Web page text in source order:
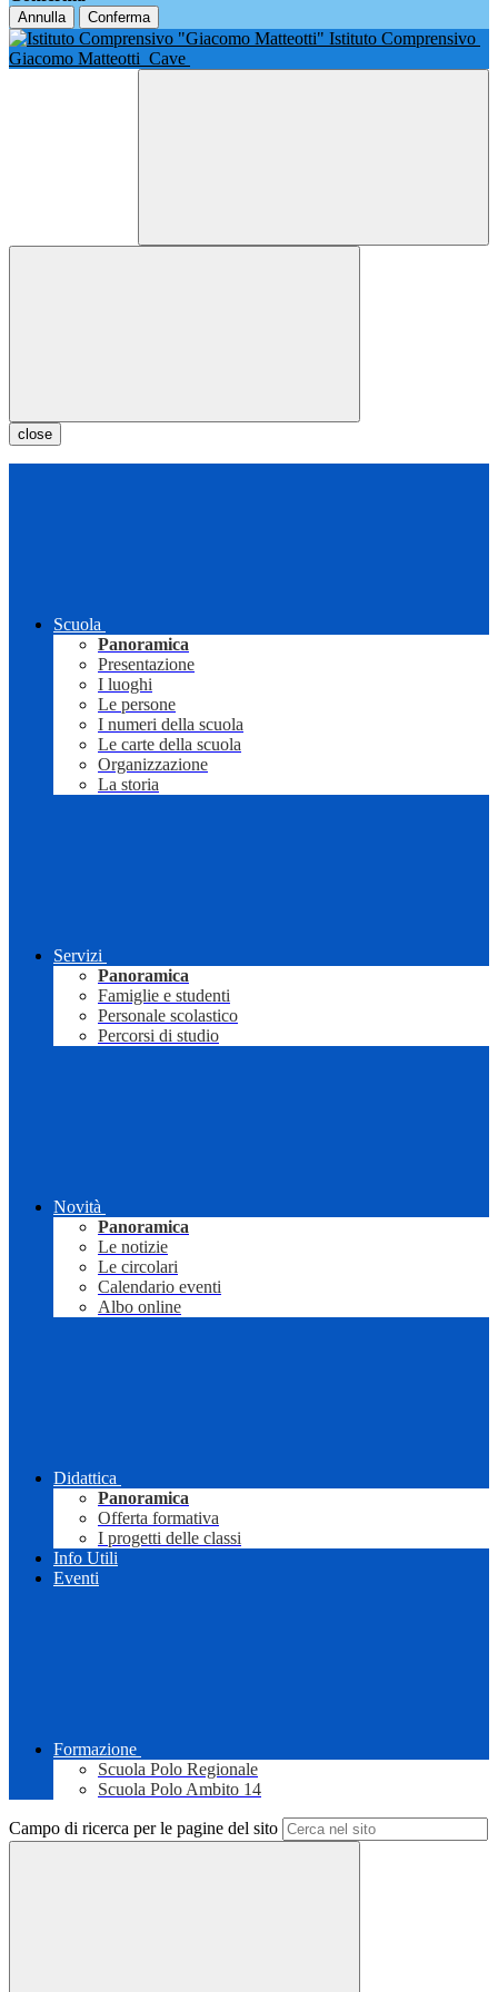
Annulla Conferma
Istituto Comprensivo
Giacomo Matteotti Cave
close
Scuola
Panoramica
Presentazione
I luoghi
Le persone
I numeri della scuola
Le carte della scuola
Organizzazione
La storia
Servizi
Panoramica
Famiglie e studenti
Personale scolastico
Percorsi di studio
Novità
Panoramica
Le notizie
Le circolari
Calendario eventi
Albo online
Didattica
Panoramica
Offerta formativa
I progetti delle classi
Info Utili
Eventi
Formazione
Scuola Polo Regionale
Scuola Polo Ambito 14
Campo di ricerca per le pagine del sito